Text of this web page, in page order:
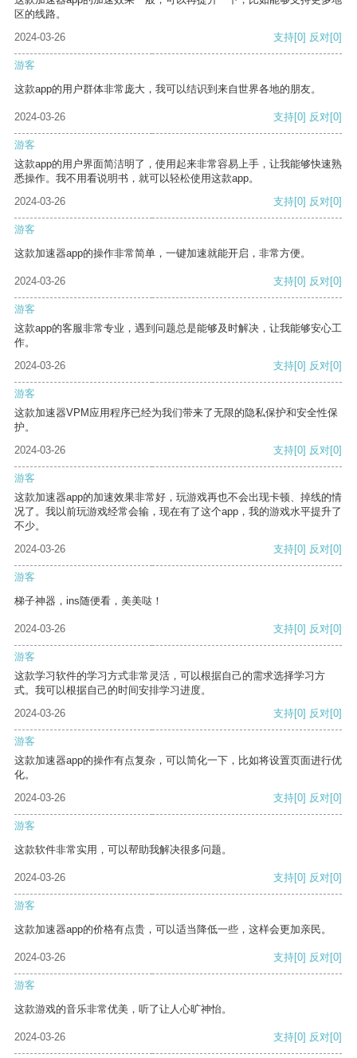
区的线路。
2024-03-26
支持[0] 反对[0]
游客
这款app的用户群体非常庞大，我可以结识到来自世界各地的朋友。
2024-03-26 支持[0] 反对[0]
游客
这款app的用户界面简洁明了，使用起来非常容易上手，让我能够快速熟
悉操作。我不用看说明书，就可以轻松使用这款app。
2024-03-26
支持[0] 反对[0]
游客
这款加速器app的操作非常简单，一键加速就能开启，非常方便。
2024-03-26 支持[0] 反对[0]
游客
这款app的客服非常专业，遇到问题总是能够及时解决，让我能够安心工
作。
2024-03-26
支持[0] 反对[0]
游客
这款加速器VPM应用程序已经为我们带来了无限的隐私保护和安全性保
护。
2024-03-26
支持[0] 反对[0]
游客
这款加速器app的加速效果非常好，玩游戏再也不会出现卡顿、掉线的情
况了。我以前玩游戏经常会输，现在有了这个app，我的游戏水平提升了
不少。
2024-03-26
支持[0] 反对[0]
游客
梯子神器，ins随便看，美美哒！
2024-03-26 支持[0] 反对[0]
游客
这款学习软件的学习方式非常灵活，可以根据自己的需求选择学习方
式。我可以根据自己的时间安排学习进度。
2024-03-26
支持[0] 反对[0]
游客
这款加速器app的操作有点复杂，可以简化一下，比如将设置页面进行优
化。
2024-03-26
支持[0] 反对[0]
游客
这款软件非常实用，可以帮助我解决很多问题。
2024-03-26 支持[0] 反对[0]
游客
这款加速器app的价格有点贵，可以适当降低一些，这样会更加亲民。
2024-03-26 支持[0] 反对[0]
游客
这款游戏的音乐非常优美，听了让人心旷神怡。
2024-03-26 支持[0] 反对[0]